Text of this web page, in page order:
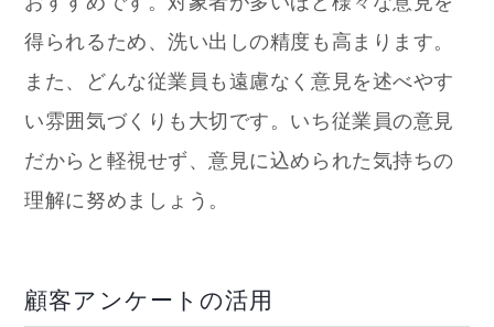
得られるため、洗い出しの精度も高まります。
また、どんな従業員も遠慮なく意見を述べやす
い雰囲気づくりも大切です。いち従業員の意見
だからと軽視せず、意見に込められた気持ちの
理解に努めましょう。
顧客アンケートの活用